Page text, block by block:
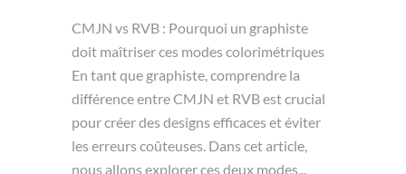
CMJN vs RVB : Pourquoi un graphiste
doit maîtriser ces modes colorimétriques
En tant que graphiste, comprendre la
différence entre CMJN et RVB est crucial
pour créer des designs efficaces et éviter
les erreurs coûteuses. Dans cet article,
nous allons explorer ces deux modes...